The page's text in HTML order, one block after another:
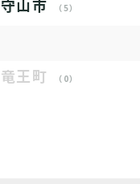
守山市 （5）
竜王町 （0）